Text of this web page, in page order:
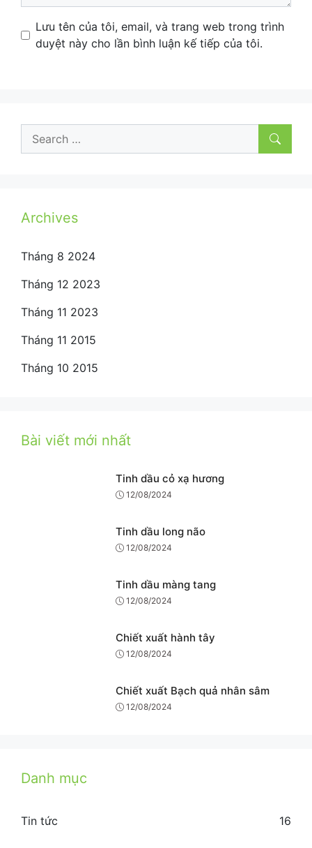
Name
Email
Website
Lưu tên của tôi, email, và trang web trong trình
duyệt này cho lần bình luận kế tiếp của tôi.
Search
Archives
Tháng 8 2024
Tháng 12 2023
Tháng 11 2023
Tháng 11 2015
Tháng 10 2015
Bài viết mới nhất
Tinh dầu cỏ xạ hương
12/08/2024
Tinh dầu long não
12/08/2024
Tinh dầu màng tang
12/08/2024
Chiết xuất hành tây
12/08/2024
Chiết xuất Bạch quả nhân sâm
12/08/2024
Danh mục
Tin tức 16